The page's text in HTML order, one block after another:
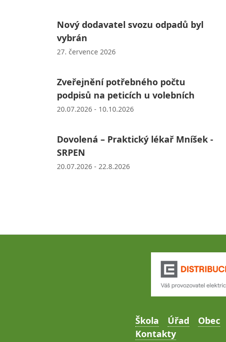
Nový dodavatel svozu odpadů byl
vybrán
27. července 2026
Zveřejnění potřebného počtu
podpisů na peticích u volebních
20.07.2026 - 10.10.2026
Dovolená – Praktický lékař Mníšek -
SRPEN
20.07.2026 - 22.8.2026
Škola Úřad Obec
Kontakty